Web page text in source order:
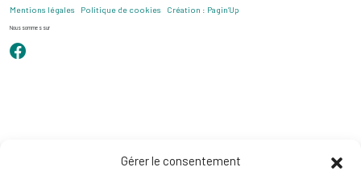
Gérer le consentement
Mentions légales Politique de cookies Création : Pagin’Up
Nous sommes sur